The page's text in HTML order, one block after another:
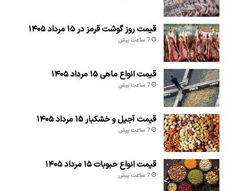
قیمت روز گوشت قرمز در ۱۵ مرداد ۱۴۰۵
7 ساعت پیش
قیمت انواع ماهی ۱۵ مرداد ۱۴۰۵
7 ساعت پیش
قیمت آجیل و خشکبار ۱۵ مرداد ۱۴۰۵
7 ساعت پیش
قیمت انواع حبوبات ۱۵ مرداد ۱۴۰۵
7 ساعت پیش